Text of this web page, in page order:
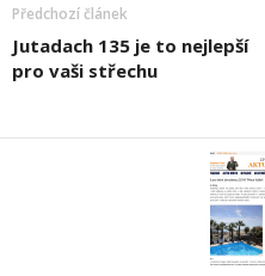
Předchozí článek
Jutadach 135 je to nejlepší
pro vaši střechu